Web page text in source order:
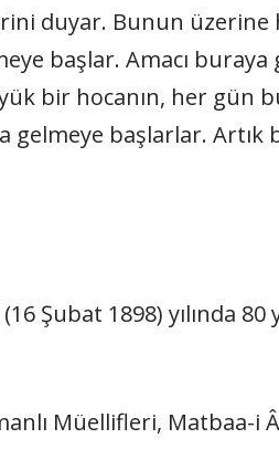
duyar. Bunun
başlar. Amacı
bir hocanın, her gün
gelmeye başlarlar.
Şubat 1898) yılında
Müellifleri, Matbaa-i